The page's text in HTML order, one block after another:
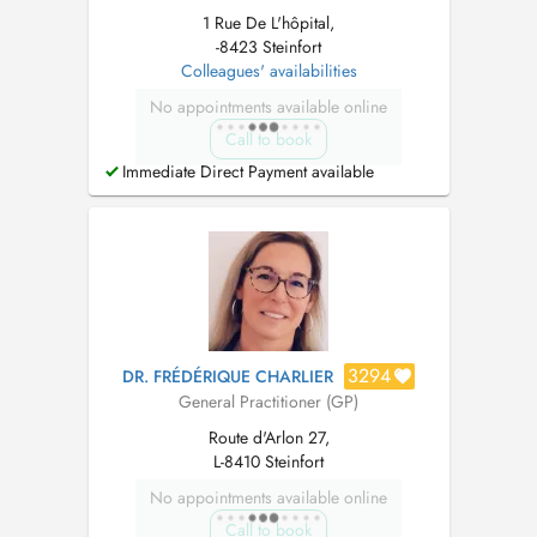
1 Rue De L'hôpital,
-8423 Steinfort
Colleagues' availabilities
No appointments available online
Call to book
Immediate Direct Payment available
DR. FRÉDÉRIQUE CHARLIER 3294
General Practitioner (GP)
Route d'Arlon 27,
L-8410 Steinfort
No appointments available online
Call to book